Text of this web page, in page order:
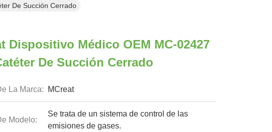
De Succión Cerrado
Dispositivo Médico OEM MC-02427
De Succión Cerrado
La Marca: MCreat
Modelo:
Se trata de un sistema de control de las
emisiones de gases.